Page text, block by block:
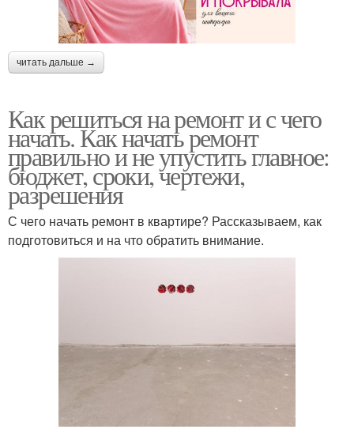
читать дальше →
Как решиться на ремонт и с чего
начать. Как начать ремонт
правильно и не упустить главное:
бюджет, сроки, чертежи,
разрешения
С чего начать ремонт в квартире? Рассказываем, как
подготовиться и на что обратить внимание.